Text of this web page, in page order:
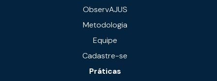
ObservAJUS
Metodologia
Equipe
Cadastre-se
Práticas